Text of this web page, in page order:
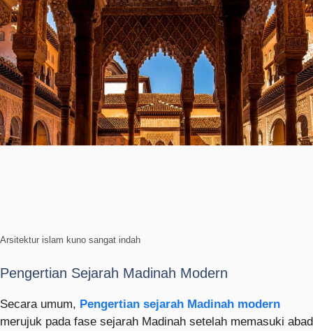
Arsitektur islam kuno sangat indah
Pengertian Sejarah Madinah Modern
Secara umum, Pengertian sejarah Madinah modern
merujuk pada fase sejarah Madinah setelah memasuki abad